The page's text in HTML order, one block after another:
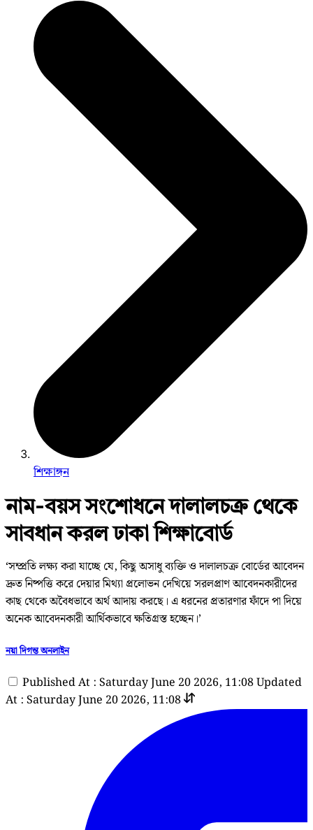
শিক্ষাঙ্গন
নাম-বয়স সংশোধনে দালালচক্র থেকে
সাবধান করল ঢাকা শিক্ষাবোর্ড
‘সম্প্রতি লক্ষ্য করা যাচ্ছে যে, কিছু অসাধু ব্যক্তি ও দালালচক্র বোর্ডের আবেদন
দ্রুত নিষ্পত্তি করে দেয়ার মিথ্যা প্রলোভন দেখিয়ে সরলপ্রাণ আবেদনকারীদের
কাছ থেকে অবৈধভাবে অর্থ আদায় করছে। এ ধরনের প্রতারণার ফাঁদে পা দিয়ে
অনেক আবেদনকারী আর্থিকভাবে ক্ষতিগ্রস্ত হচ্ছেন।’
নয়া দিগন্ত অনলাইন
Published At : Saturday June 20 2026, 11:08Updated
At : Saturday June 20 2026, 11:08